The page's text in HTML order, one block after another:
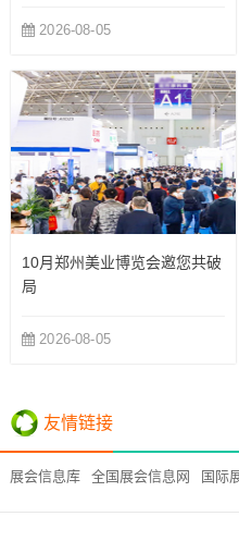
2026-08-05
10月郑州美业博览会邀您共破
局
2026-08-05
友情链接
展会信息库 全国展会信息网 国际